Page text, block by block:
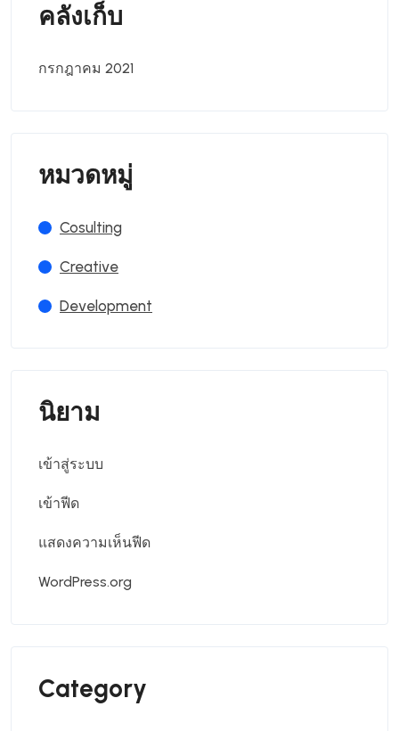
คลังเก็บ
กรกฎาคม 2021
หมวดหมู่
Cosulting
Creative
Development
นิยาม
เข้าสู่ระบบ
เข้าฟีด
แสดงความเห็นฟีด
WordPress.org
Category